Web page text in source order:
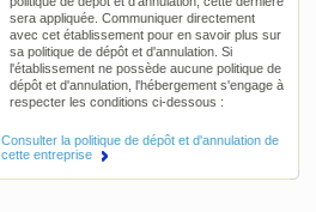
sera appliquée. Communiquer directement
avec cet établissement pour en savoir plus sur
sa politique de dépôt et d'annulation. Si
l'établissement ne possède aucune politique de
dépôt et d'annulation, l'hébergement s'engage à
respecter les conditions ci-dessous :
Consulter la politique de dépôt et d'annulation de
cette entreprise